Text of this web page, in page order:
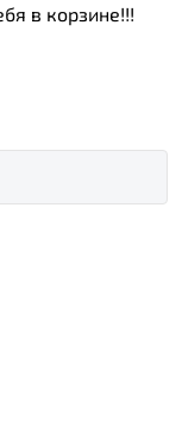
в корзине!!!